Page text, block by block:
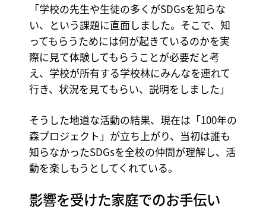
「学校の先生や生徒の多くがSDGsを知らな
い、という課題に直面しました。そこで、知
ってもらうためには何が起きているのかを実
際に見て体験してもらうことが必要だと考
え、学校が所有する学校林にみんなを連れて
行き、状況を見てもらい、説明をしました」
そうした地道な活動の結果、現在は「100年の
森プロジェクト」が立ち上がり、当初は誰も
知らなかったSDGsを全校の仲間が理解し、活
動を楽しもうとしてくれている。
影響を受けた家庭でのお手伝い